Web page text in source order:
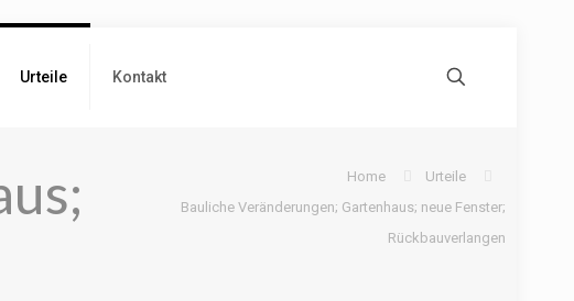
Urteile Kontakt
Home
Urteile
Bauliche Veränderungen; Gartenhaus; neue Fenster;
Rückbauverlangen